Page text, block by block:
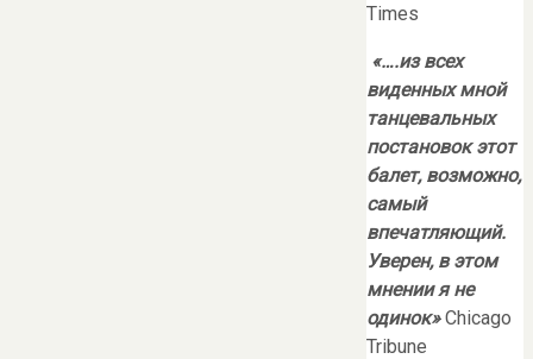
Times
«….из всех
виденных мной
танцевальных
постановок этот
балет, возможно,
самый
впечатляющий.
Уверен, в этом
мнении я не
одинок»Chicago
Tribune